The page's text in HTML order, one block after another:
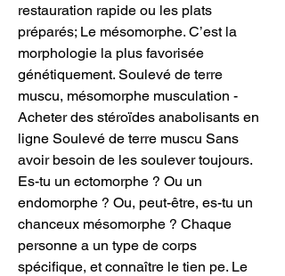
restauration rapide ou les plats
préparés; Le mésomorphe. C’est la
morphologie la plus favorisée
génétiquement. Soulevé de terre
muscu, mésomorphe musculation -
Acheter des stéroïdes anabolisants en
ligne Soulevé de terre muscu Sans
avoir besoin de les soulever toujours.
Es-tu un ectomorphe ? Ou un
endomorphe ? Ou, peut-être, es-tu un
chanceux mésomorphe ? Chaque
personne a un type de corps
spécifique, et connaître le tien pe. Le